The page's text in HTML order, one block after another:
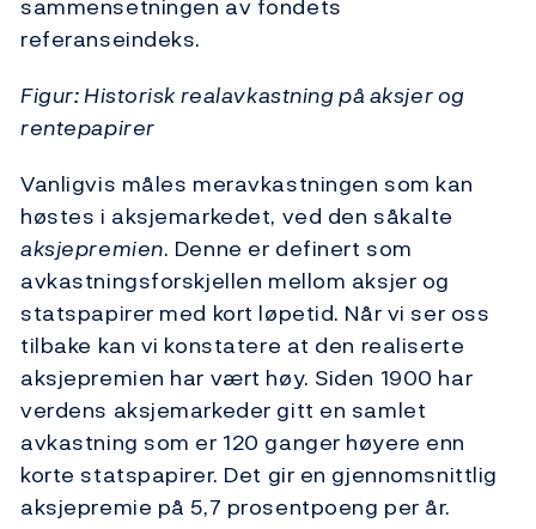
sammensetningen av fondets
referanseindeks.
Figur: Historisk realavkastning på aksjer og
rentepapirer
Vanligvis måles meravkastningen som kan
høstes i aksjemarkedet, ved den såkalte
aksjepremien. Denne er definert som
avkastningsforskjellen mellom aksjer og
statspapirer med kort løpetid. Når vi ser oss
tilbake kan vi konstatere at den realiserte
aksjepremien har vært høy. Siden 1900 har
verdens aksjemarkeder gitt en samlet
avkastning som er 120 ganger høyere enn
korte statspapirer. Det gir en gjennomsnittlig
aksjepremie på 5,7 prosentpoeng per år.